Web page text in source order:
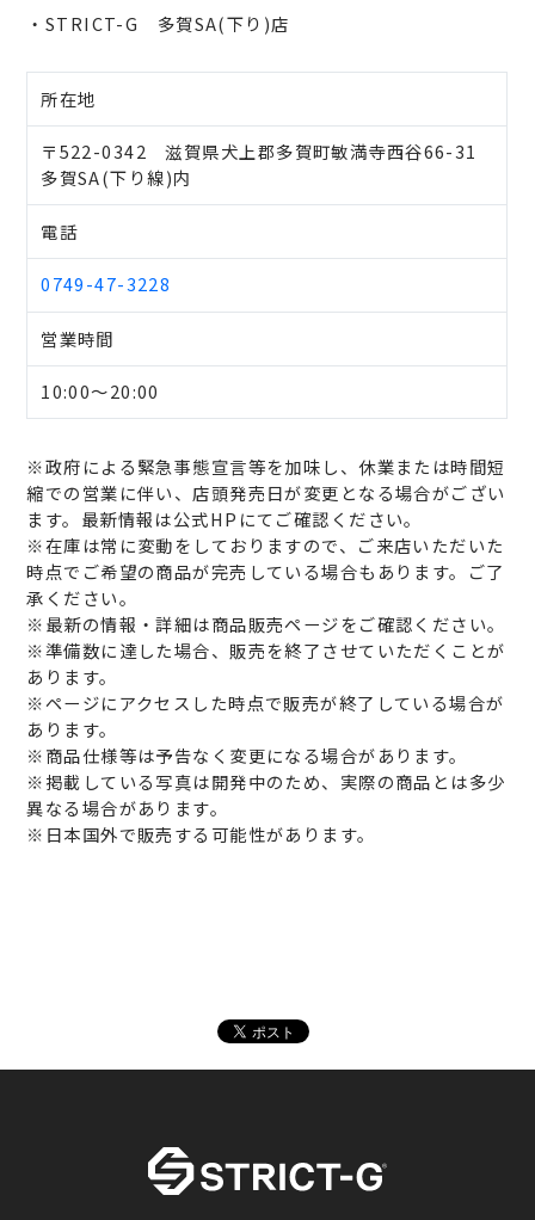
・STRICT-G 多賀SA(下り)店
所在地
〒522-0342 滋賀県犬上郡多賀町敏満寺西谷66-31
多賀SA(下り線)内
電話
0749-47-3228
営業時間
10:00～20:00
※政府による緊急事態宣言等を加味し、休業または時間短
縮での営業に伴い、店頭発売日が変更となる場合がござい
ます。最新情報は公式HPにてご確認ください。
※在庫は常に変動をしておりますので、ご来店いただいた
時点でご希望の商品が完売している場合もあります。ご了
承ください。
※最新の情報・詳細は商品販売ページをご確認ください。
※準備数に達した場合、販売を終了させていただくことが
あります。
※ページにアクセスした時点で販売が終了している場合が
あります。
※商品仕様等は予告なく変更になる場合があります。
※掲載している写真は開発中のため、実際の商品とは多少
異なる場合があります。
※日本国外で販売する可能性があります。